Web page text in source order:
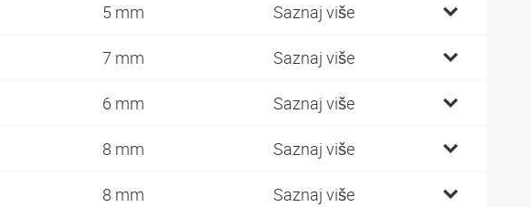
5 mm Saznaj više
7 mm Saznaj više
6 mm Saznaj više
8 mm Saznaj više
8 mm Saznaj više